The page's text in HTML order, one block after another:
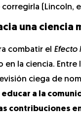
corregirla (Lincoln,
una ciencia
combatir el Efecto
la ciencia. Entre
ciega de
educar a la
contribuciones